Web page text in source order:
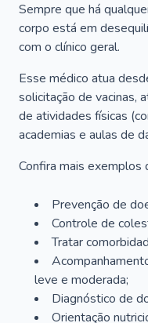
Sempre que há
corpo está em
com o clínico geral.
Esse médico atua
solicitação de vacinas,
de atividades físicas
academias e aulas de
Confira mais exemplos
Prevenção de
Controle de
Tratar
leve e moderada;
Diagnóstico de
Orientação